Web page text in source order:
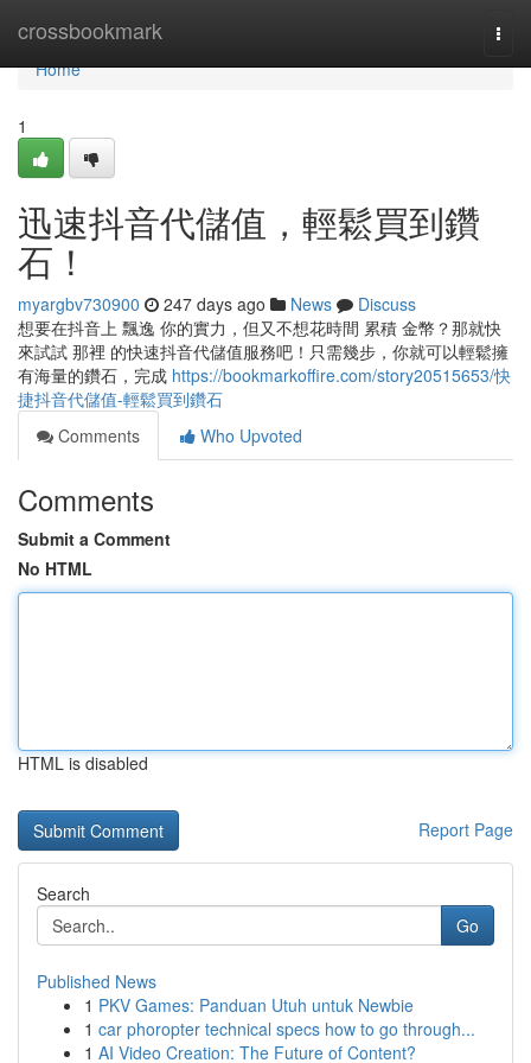
crossbookmark
Home
Home
1
迅速抖音代儲值，輕鬆買到鑽
石！
myargbv730900 247 days ago News
Discuss
想要在抖音上 飄逸 你的實力，但又不想花時間 累積 金幣？那就快
來試試 那裡 的快速抖音代儲值服務吧！只需幾步，你就可以輕鬆擁
有海量的鑽石，完成 https://bookmarkoffire.com/story20515653/快
捷抖音代儲值-輕鬆買到鑽石
Comments
Who Upvoted
Comments
Submit a Comment
No HTML
HTML is disabled
Report Page
Search
Go
Published News
1 PKV Games: Panduan Utuh untuk Newbie
1 car phoropter technical specs how to go through...
1 AI Video Creation: The Future of Content?